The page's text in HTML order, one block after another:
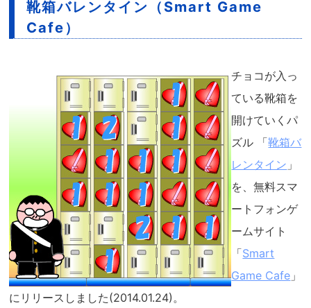
靴箱バレンタイン（Smart Game
Cafe）
チョコが入っ
ている靴箱を
開けていくパ
ズル 「靴箱バ
レンタイン 」
を、無料スマ
ートフォンゲ
ームサイト
「Smart
Game Cafe 」
にリリースしました(2014.01.24)。